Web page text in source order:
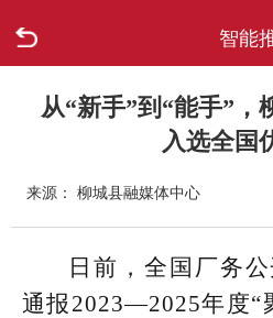
智能
走进柳城
政府信息公开
网上办事
从“新手”到“能手”，
入选全国
来源： 柳城县融媒体中心
日前，全国厂务
通报2023—2025年度“